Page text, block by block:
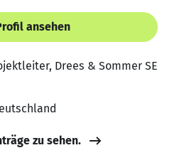
ansehen
Drees & Sommer SE
zu sehen.